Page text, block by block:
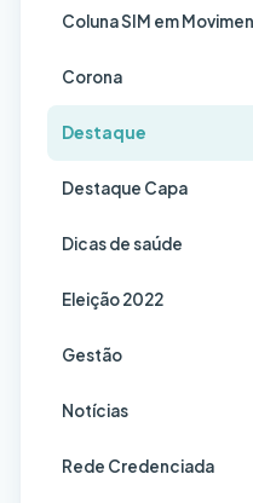
Coluna SIM em
Corona
Destaque
Destaque Capa
Dicas de saúde
Eleição 2022
Gestão
Notícias
Rede Credenciada